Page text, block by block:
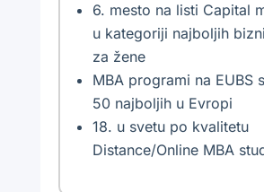
6. mesto na listi Capital
u kategoriji najboljih
za žene
MBA programi na EUBS
50 najboljih u Evropi
18. u svetu po kvalitetu
Distance/Online MBA